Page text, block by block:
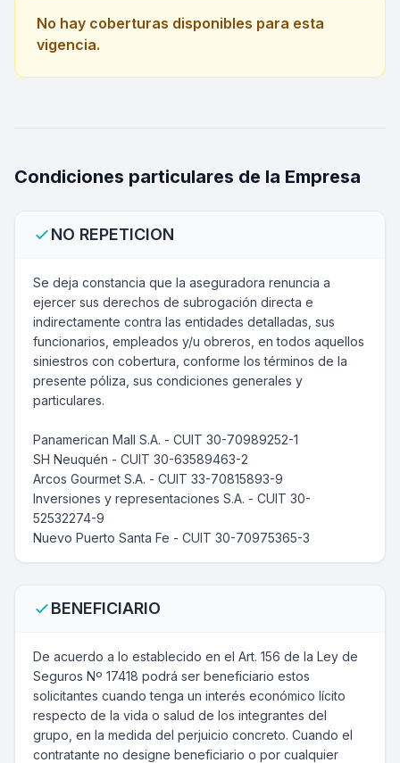
No hay coberturas disponibles para esta
vigencia.
Condiciones particulares de la Empresa
NO REPETICION
Se deja constancia que la aseguradora renuncia a
ejercer sus derechos de subrogación directa e
indirectamente contra las entidades detalladas, sus
funcionarios, empleados y/u obreros, en todos aquellos
siniestros con cobertura, conforme los términos de la
presente póliza, sus condiciones generales y
particulares.
Panamerican Mall S.A. - CUIT 30-70989252-1
SH Neuquén - CUIT 30-63589463-2
Arcos Gourmet S.A. - CUIT 33-70815893-9
Inversiones y representaciones S.A. - CUIT 30-
52532274-9
Nuevo Puerto Santa Fe - CUIT 30-70975365-3
BENEFICIARIO
De acuerdo a lo establecido en el Art. 156 de la Ley de
Seguros Nº 17418 podrá ser beneficiario estos
solicitantes cuando tenga un interés económico lícito
respecto de la vida o salud de los integrantes del
grupo, en la medida del perjuicio concreto. Cuando el
contratante no designe beneficiario o por cualquier